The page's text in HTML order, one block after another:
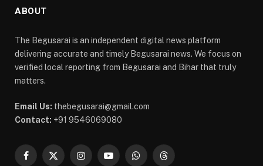
ABOUT
The Begusarai is an independent digital news platform
delivering accurate and timely Begusarai news. We focus on
verified local reporting from Begusarai and Bihar that truly
matters.
Email Us: thebegusarai@gmail.com
Contact: +91 9546069080
Facebook
X
InstagramYouTubeWhatsAppThreads